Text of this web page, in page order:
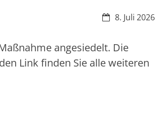
Datum:
8. Juli 2026
angesiedelt. Die
Link finden Sie alle weiteren